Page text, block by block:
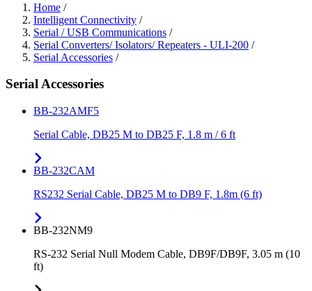
Home /
Intelligent Connectivity /
Serial / USB Communications /
Serial Converters/ Isolators/ Repeaters - ULI-200 /
Serial Accessories /
Serial Accessories
BB-232AMF5
Serial Cable, DB25 M to DB25 F, 1.8 m / 6 ft
BB-232CAM
RS232 Serial Cable, DB25 M to DB9 F, 1.8m (6 ft)
BB-232NM9
RS-232 Serial Null Modem Cable, DB9F/DB9F, 3.05 m (10
ft)